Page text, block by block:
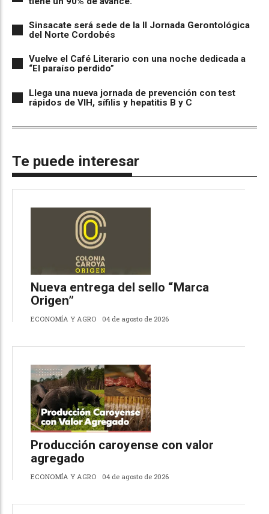
Sinsacate será sede de la II Jornada Gerontológica
del Norte Cordobés
Vuelve el Café Literario con una noche dedicada a
“El paraíso perdido”
Llega una nueva jornada de prevención con test
rápidos de VIH, sífilis y hepatitis B y C
Te puede interesar
Nueva entrega del sello “Marca
Origen”
ECONOMÍA Y AGRO 04 de agosto de 2026
Producción caroyense con valor
agregado
ECONOMÍA Y AGRO 04 de agosto de 2026